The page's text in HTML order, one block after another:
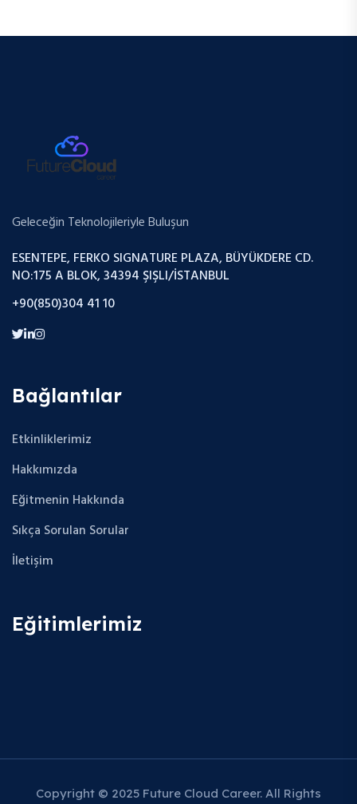
Geleceğin Teknolojileriyle Buluşun
ESENTEPE, FERKO SIGNATURE PLAZA, BÜYÜKDERE CD.
NO:175 A BLOK, 34394 ŞIŞLI/İSTANBUL
+90(850)304 41 10
Bağlantılar
Etkinliklerimiz
Hakkımızda
Eğitmenin Hakkında
Sıkça Sorulan Sorular
İletişim
Eğitimlerimiz
Copyright © 2025 Future Cloud Career. All Rights